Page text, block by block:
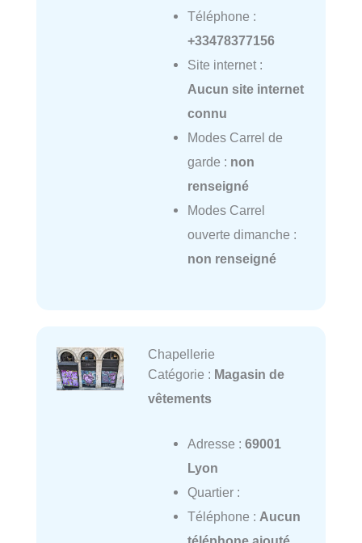
Téléphone :
+33478377156
Site internet :
Aucun site internet
connu
Modes Carrel de
garde : non
renseigné
Modes Carrel
ouverte dimanche :
non renseigné
Chapellerie
Catégorie : Magasin de
vêtements
Adresse : 69001
Lyon
Quartier :
Téléphone : Aucun